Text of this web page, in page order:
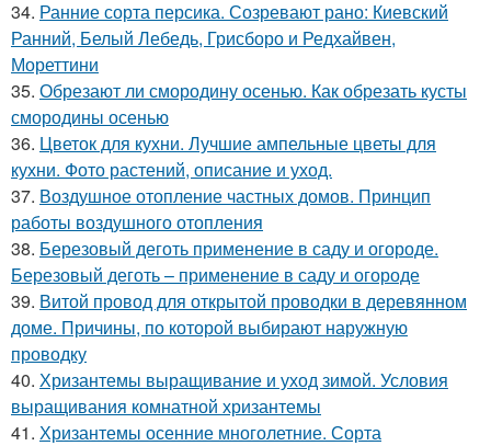
34. Ранние сорта персика. Созревают рано: Киевский
Ранний, Белый Лебедь, Грисборо и Редхайвен,
Мореттини
35. Обрезают ли смородину осенью. Как обрезать кусты
смородины осенью
36. Цветок для кухни. Лучшие ампельные цветы для
кухни. Фото растений, описание и уход.
37. Воздушное отопление частных домов. Принцип
работы воздушного отопления
38. Березовый деготь применение в саду и огороде.
Березовый деготь – применение в саду и огороде
39. Витой провод для открытой проводки в деревянном
доме. Причины, по которой выбирают наружную
проводку
40. Хризантемы выращивание и уход зимой. Условия
выращивания комнатной хризантемы
41. Хризантемы осенние многолетние. Сорта